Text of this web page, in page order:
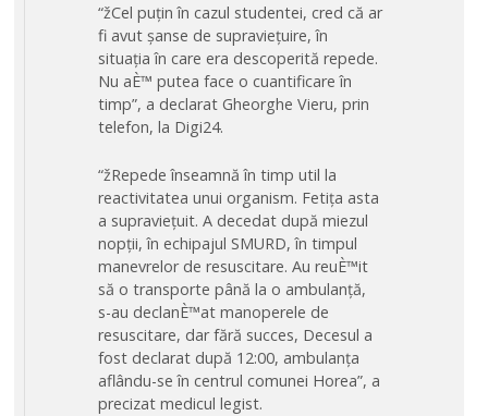
“žCel puțin în cazul studentei, cred că ar
fi avut șanse de supraviețuire, în
situația în care era descoperită repede.
Nu aÈ™ putea face o cuantificare în
timp”, a declarat Gheorghe Vieru, prin
telefon, la Digi24.
“žRepede înseamnă în timp util la
reactivitatea unui organism. Fetița asta
a supraviețuit. A decedat după miezul
nopții, în echipajul SMURD, în timpul
manevrelor de resuscitare. Au reuÈ™it
să o transporte până la o ambulanță,
s-au declanÈ™at manoperele de
resuscitare, dar fără succes, Decesul a
fost declarat după 12:00, ambulanța
aflându-se în centrul comunei Horea”, a
precizat medicul legist.